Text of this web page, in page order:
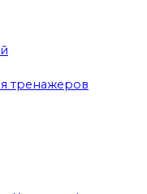
тренажеров